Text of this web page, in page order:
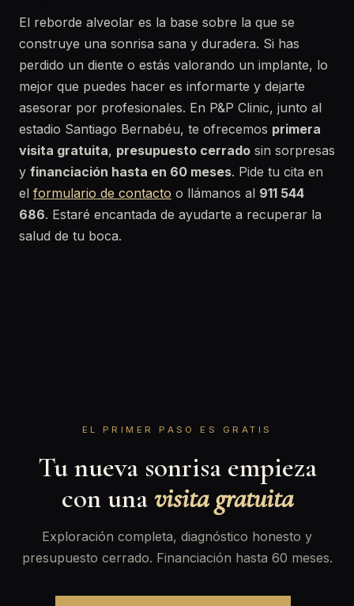
El reborde alveolar es la base sobre la que se
construye una sonrisa sana y duradera. Si has
perdido un diente o estás valorando un implante, lo
mejor que puedes hacer es informarte y dejarte
asesorar por profesionales. En P&P Clinic, junto al
estadio Santiago Bernabéu, te ofrecemos primera
visita gratuita, presupuesto cerrado sin sorpresas
y financiación hasta en 60 meses. Pide tu cita en
el formulario de contacto o llámanos al 911 544
686. Estaré encantada de ayudarte a recuperar la
salud de tu boca.
EL PRIMER PASO ES GRATIS
Tu nueva sonrisa empieza
con unavisita gratuita
Exploración completa, diagnóstico honesto y
presupuesto cerrado. Financiación hasta 60 meses.